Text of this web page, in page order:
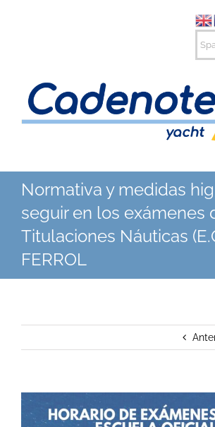
Normativa y medidas
seguir en los exámenes
Titulaciones Náuticas
FERROL
Ver
imagen